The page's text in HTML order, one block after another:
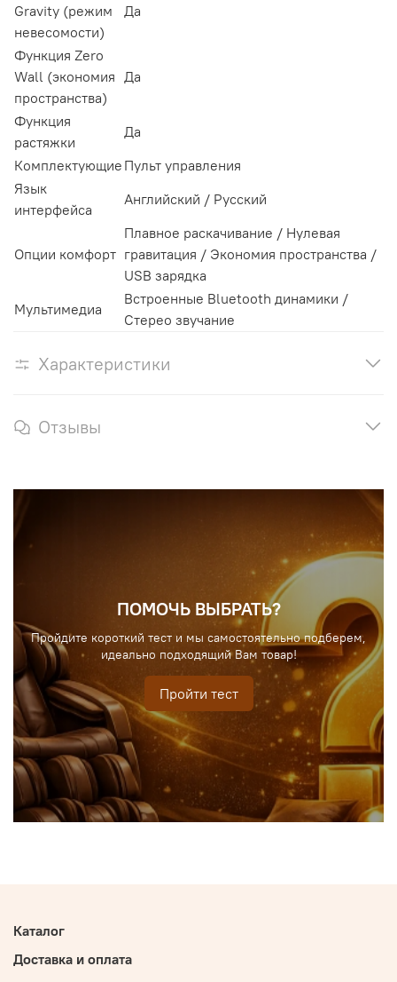
Gravity (режим
невесомости)
Да
Функция Zero
Wall (экономия
пространства)
Да
Функция
растяжки
Да
Комплектующие Пульт управления
Язык
интерфейса
Английский / Русский
Опции комфорт
Плавное раскачивание / Нулевая
гравитация / Экономия пространства /
USB зарядка
Мультимедиа
Встроенные Bluetooth динамики /
Стерео звучание
Характеристики
Отзывы
ПОМОЧЬ ВЫБРАТЬ?
Пройдите короткий тест и мы самостоятельно подберем,
идеально подходящий Вам товар!
Пройти тест
Каталог
Доставка и оплата